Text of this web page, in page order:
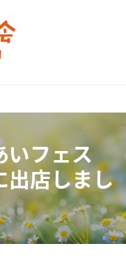
いフェス
出店しまし